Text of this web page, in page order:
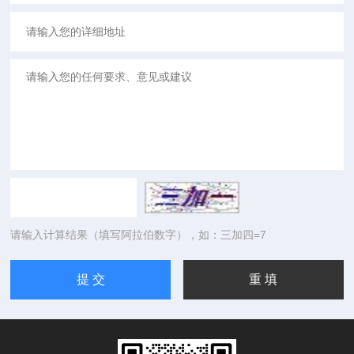
请输入计算结果（填写阿拉伯数字），如：三加四=7